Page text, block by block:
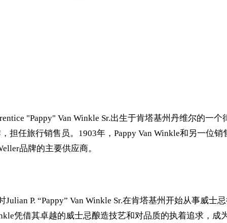
"Pappy" Van Winkle Sr.出生于肯塔基州丹维尔的一
担任旅行销售员。1903年，Pappy Van Winkle和另一位
品牌的主要供应商。
P. “Pappy” Van Winkle Sr.在肯塔基州开始从事威
凭借其卓越的威士忌酿造技艺和对品质的执着追求，